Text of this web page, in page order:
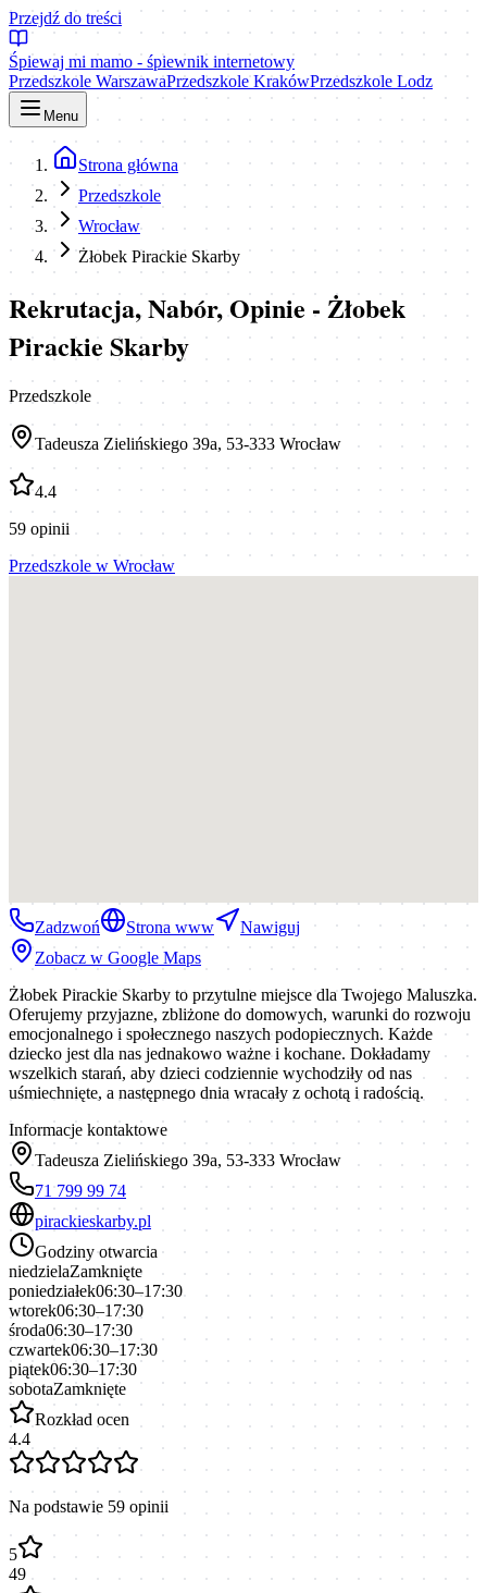
Przejdź do treści
Śpiewaj mi mamo - śpiewnik internetowy
Przedszkole WarszawaPrzedszkole KrakówPrzedszkole Lodz
Menu
Strona główna
Przedszkole
Wrocław
Żłobek Pirackie Skarby
Rekrutacja, Nabór, Opinie - Żłobek
Pirackie Skarby
Przedszkole
Tadeusza Zielińskiego 39a, 53-333 Wrocław
4.4
59 opinii
Przedszkole w Wrocław
Zadzwoń Strona www
Nawiguj
Zobacz w Google Maps
Żłobek Pirackie Skarby to przytulne miejsce dla Twojego Maluszka.
Oferujemy przyjazne, zbliżone do domowych, warunki do rozwoju
emocjonalnego i społecznego naszych podopiecznych. Każde
dziecko jest dla nas jednakowo ważne i kochane. Dokładamy
wszelkich starań, aby dzieci codziennie wychodziły od nas
uśmiechnięte, a następnego dnia wracały z ochotą i radością.
Informacje kontaktowe
Tadeusza Zielińskiego 39a, 53-333 Wrocław
71 799 99 74
pirackieskarby.pl
Godziny otwarcia
niedzielaZamknięte
poniedziałek06:30–17:30
wtorek06:30–17:30
środa06:30–17:30
czwartek06:30–17:30
piątek06:30–17:30
sobotaZamknięte
Rozkład ocen
4.4
Na podstawie 59 opinii
5
49